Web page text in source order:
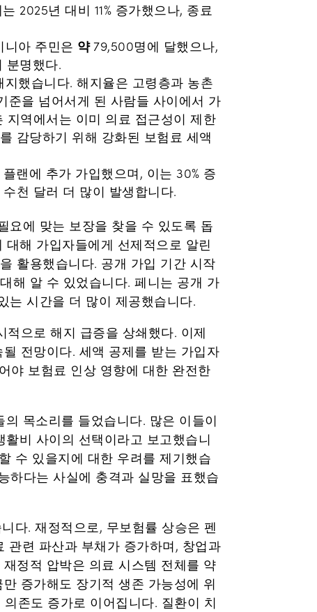
2025년 대비 11% 증가했으나, 종료
니아 주민은 약79,500명에 달했으나,
분명했다.
지했습니다. 해지율은 고령층과 농촌
준을 넘어서게 된 사람들 사이에서 가
지역에서는 이미 의료 접근성이 제한
감당하기 위해 강화된 보험료 세액
랜에 추가 가입했으며, 이는 30% 증
천 달러 더 많이 발생합니다.
요에 맞는 보장을 찾을 수 있도록 돕
해 가입자들에게 선제적으로 알린
활용했습니다. 공개 가입 기간 시작
해 알 수 있었습니다. 페니는 공개 가
는 시간을 더 많이 제공했습니다.
으로 해지 급증을 상쇄했다. 이제
전망이다. 세액 공제를 받는 가입자
야 보험료 인상 영향에 대한 완전한
목소리를 들었습니다. 많은 이들이
비 사이의 선택이라고 보고했습니
수 있을지에 대한 우려를 제기했습
하다는 사실에 충격과 실망을 표했습
다. 재정적으로, 무보험률 상승은 펜
관련 파산과 부채가 증가하며, 창업과
정적 압박은 의료 시스템 전체를 약
증가해도 장기적 생존 가능성에 위
존도 증가로 이어집니다. 질환이 치